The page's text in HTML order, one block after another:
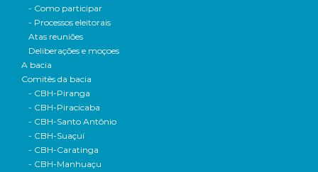
- Como participar
- Processos eleitorais
Atas reuniões
Deliberações e moçoes
A bacia
Comitês da bacia
- CBH-Piranga
- CBH-Piracicaba
- CBH-Santo Antônio
- CBH-Suaçuí
- CBH-Caratinga
- CBH-Manhuaçu